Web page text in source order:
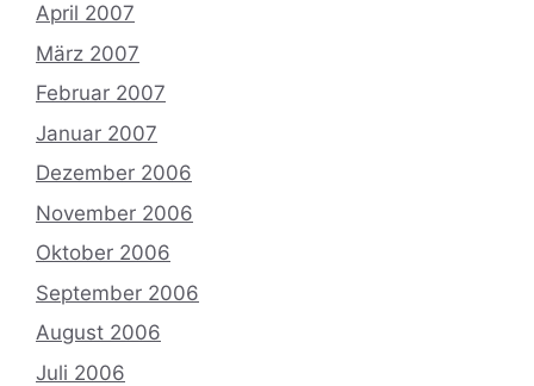
April 2007
März 2007
Februar 2007
Januar 2007
Dezember 2006
November 2006
Oktober 2006
September 2006
August 2006
Juli 2006